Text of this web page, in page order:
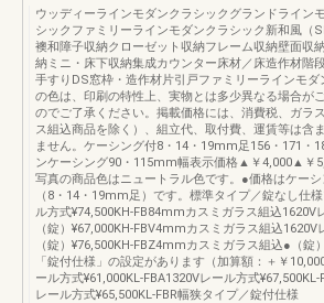
ウッディーラインモダンクラシックグランドライン
シックファミリーラインモダンクラシック新和風（
襖和障子収納クローゼット収納フレーム収納壁面収
納ミニ・床下収納集成カウンター床材／床造作材階
手すりDS窓枠・造作材片引戸ファミリーラインモダ
の色は、印刷の特性上、実物とは多少異なる場合が
のでご了承ください。掲載価格には、消費税、ガラ
ス組込商品を除く）、組立代、取付費、運賃等は含
ません。ケーシング付8・14・19mm足156・171・
ンケーシング90・115mm幅表示価格▲￥4,000▲￥
写真の商品色はニュートラル色です。●価格はケー
（8・14・19mm足）です。標準タイプ／錠なし仕
ル方式¥74,500KH-FB84mmカスミガラス組込1620V
（錠）¥67,000KH-FBV4mmカスミガラス組込1620V
（錠）¥76,500KH-FBZ4mmカスミガラス組込●（錠
「錠付仕様」の設定があります（加算額：＋￥
ール方式¥61,000KL-FBA1320Vレール方式¥67,500KL-
レール方式¥65,500KL-FBR幅狭タイプ／錠付仕様